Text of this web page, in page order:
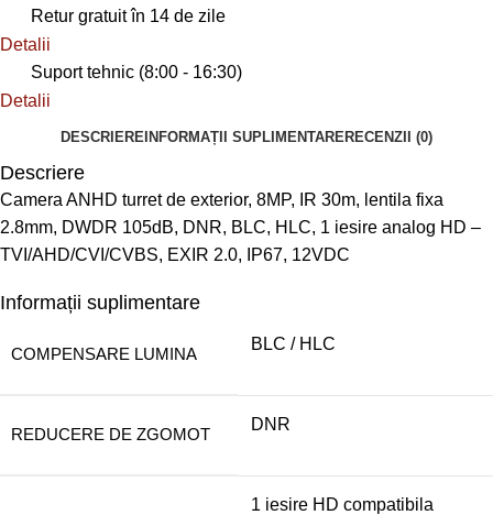
Retur gratuit în 14 de zile
Detalii
Suport tehnic (8:00 - 16:30)
Detalii
DESCRIERE INFORMAȚII SUPLIMENTARERECENZII (0)
Descriere
Camera ANHD turret de exterior, 8MP, IR 30m, lentila fixa
2.8mm, DWDR 105dB, DNR, BLC, HLC, 1 iesire analog HD –
TVI/AHD/CVI/CVBS, EXIR 2.0, IP67, 12VDC
Informații suplimentare
COMPENSARE LUMINA
BLC / HLC
REDUCERE DE ZGOMOT
DNR
1 iesire HD compatibila